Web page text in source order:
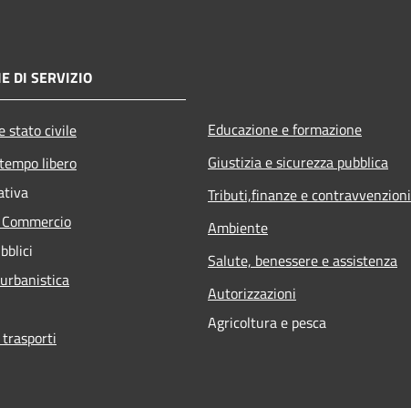
DI SERVIZIO
stato civile
libero
Educazione e formazione
Giustizia e sicurezza pubblica
Tributi,finanze e contravvenzioni
Ambiente
Salute, benessere e assistenza
Autorizzazioni
Agricoltura e pesca